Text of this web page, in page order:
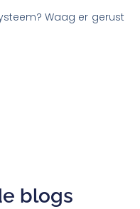
Waag er gerust
blogs